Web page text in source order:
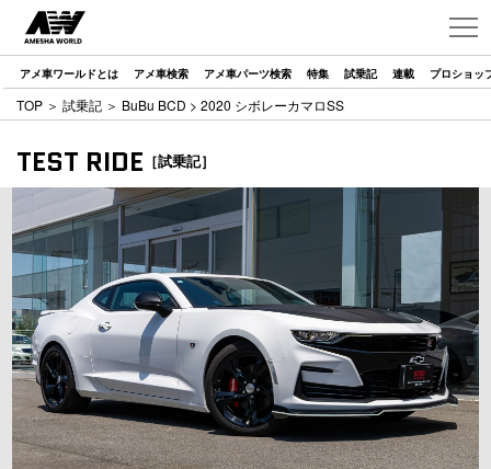
アメ車ワールドとは アメ車検索 アメ車パーツ検索 特集 試乗記 連載 プロショッ
TOP ＞ 試乗記 ＞ BuBu BCD > 2020 シボレーカマロSS
TEST RIDE ［試乗記］